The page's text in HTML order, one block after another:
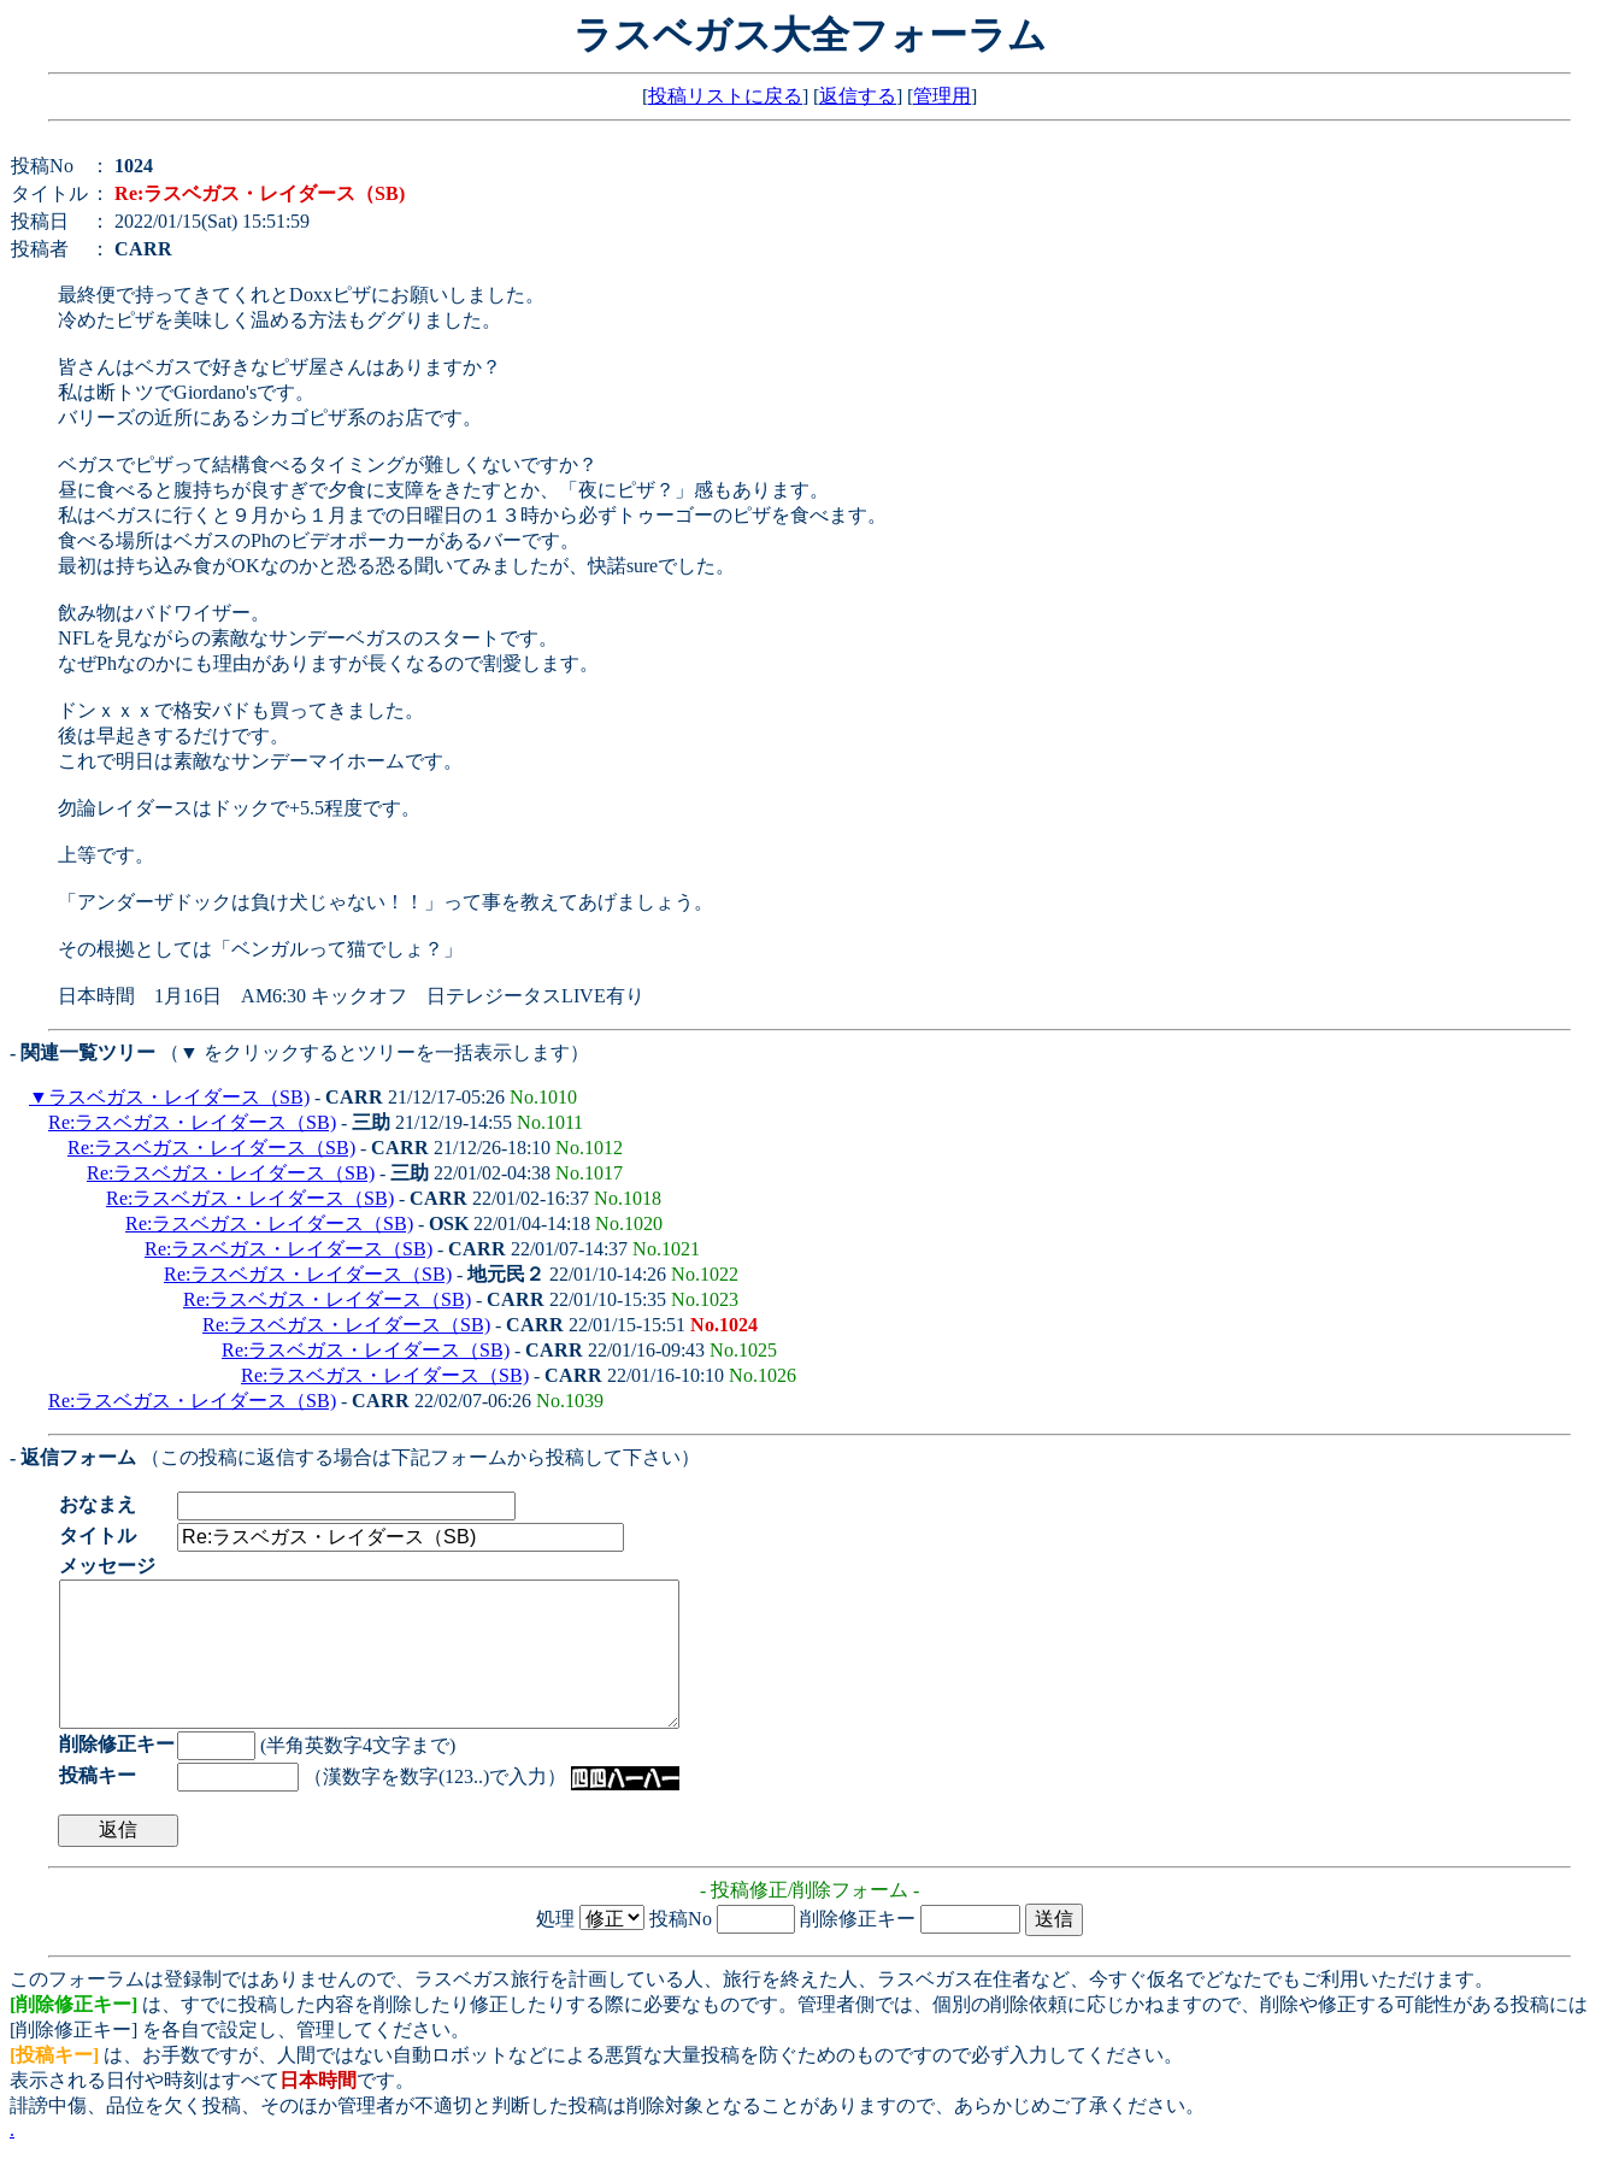
ラスベガス大全フォーラム
[投稿リストに戻る] [返信する] [管理用]
投稿No ： 1024
タイトル ： Re:ラスベガス・レイダース（SB)
投稿日
： 2022/01/15(Sat) 15:51:59
投稿者
： CARR
最終便で持ってきてくれとDoxxピザにお願いしました。
冷めたピザを美味しく温める方法もググりました。
皆さんはベガスで好きなピザ屋さんはありますか？
私は断トツでGiordano'sです。
バリーズの近所にあるシカゴピザ系のお店です。
ベガスでピザって結構食べるタイミングが難しくないですか？
昼に食べると腹持ちが良すぎで夕食に支障をきたすとか、「夜にピザ？」感もあります。
私はベガスに行くと９月から１月までの日曜日の１３時から必ずトゥーゴーのピザを食べます。
食べる場所はベガスのPhのビデオポーカーがあるバーです。
最初は持ち込み食がOKなのかと恐る恐る聞いてみましたが、快諾sureでした。
飲み物はバドワイザー。
NFLを見ながらの素敵なサンデーベガスのスタートです。
なぜPhなのかにも理由がありますが長くなるので割愛します。
ドンｘｘｘで格安バドも買ってきました。
後は早起きするだけです。
これで明日は素敵なサンデーマイホームです。
勿論レイダースはドックで+5.5程度です。
上等です。
「アンダーザドックは負け犬じゃない！！」って事を教えてあげましょう。
その根拠としては「ベンガルって猫でしょ？」
日本時間 1月16日 AM6:30 キックオフ 日テレジータスLIVE有り
- 関連一覧ツリー （▼ をクリックするとツリーを一括表示します）
▼ ラスベガス・レイダース（SB) - CARR 21/12/17-05:26 No.1010
Re:ラスベガス・レイダース（SB) - 三助 21/12/19-14:55 No.1011
Re:ラスベガス・レイダース（SB) - CARR 21/12/26-18:10 No.1012
Re:ラスベガス・レイダース（SB) - 三助 22/01/02-04:38 No.1017
Re:ラスベガス・レイダース（SB) - CARR 22/01/02-16:37 No.1018
Re:ラスベガス・レイダース（SB) - OSK 22/01/04-14:18 No.1020
Re:ラスベガス・レイダース（SB) - CARR 22/01/07-14:37 No.1021
Re:ラスベガス・レイダース（SB) - 地元民２ 22/01/10-14:26 No.1022
Re:ラスベガス・レイダース（SB) - CARR 22/01/10-15:35 No.1023
Re:ラスベガス・レイダース（SB) - CARR 22/01/15-15:51 No.1024
Re:ラスベガス・レイダース（SB) - CARR 22/01/16-09:43 No.1025
Re:ラスベガス・レイダース（SB) - CARR 22/01/16-10:10 No.1026
Re:ラスベガス・レイダース（SB) - CARR 22/02/07-06:26 No.1039
- 返信フォーム （この投稿に返信する場合は下記フォームから投稿して下さい）
おなまえ
タイトル
メッセージ
削除修正キー
(半角英数字4文字まで)
投稿キー
（漢数字を数字(123..)で入力）
- 投稿修正/削除フォーム -
処理
投稿No 削除修正キー
このフォーラムは登録制ではありませんので、ラスベガス旅行を計画している人、旅行を終えた人、ラスベガス在住者など、今すぐ仮名でどなたでもご利用いただけます。
[削除修正キー] は、すでに投稿した内容を削除したり修正したりする際に必要なものです。管理者側では、個別の削除依頼に応じかねますので、削除や修正する可能性がある投稿には
[削除修正キー] を各自で設定し、管理してください。
[投稿キー] は、お手数ですが、人間ではない自動ロボットなどによる悪質な大量投稿を防ぐためのものですので必ず入力してください。
表示される日付や時刻はすべて 日本時間です。
誹謗中傷、品位を欠く投稿、そのほか管理者が不適切と判断した投稿は削除対象となることがありますので、あらかじめご了承ください。
.